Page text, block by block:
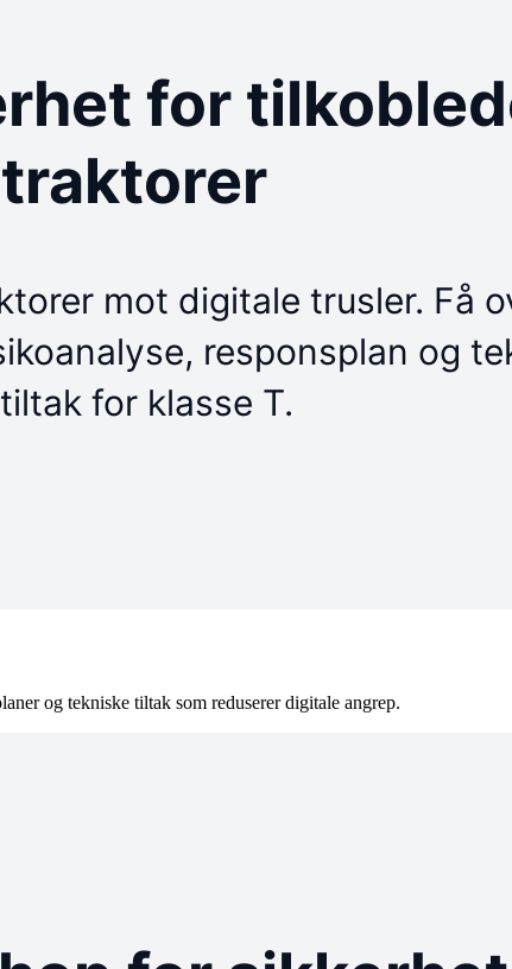
og tekniske tiltak som reduserer digitale angrep.